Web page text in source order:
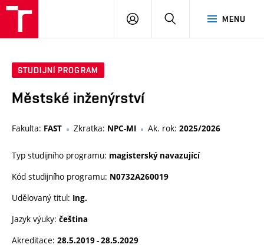
MENU
PŘIHLÁSIT
STUDIJNÍ PROGRAM
Městské inženýrství
Fakulta: FAST Zkratka: NPC-MI Ak. rok: 2025/2026
Typ studijního programu: magisterský navazující
Kód studijního programu: N0732A260019
Udělovaný titul: Ing.
Jazyk výuky: čeština
Akreditace: 28.5.2019 - 28.5.2029